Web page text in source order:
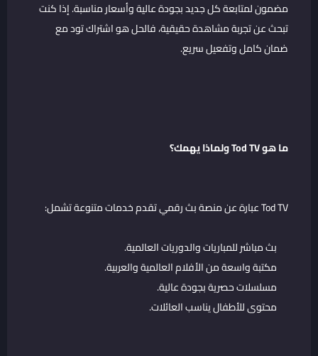
مضمون لمتابعة كل جديد بجودة عالية وأسعار مناسبة. إذا كنت
تبحث عن تجربة مشاهدة حقيقية، فالحل هواشتراك تودمع
ضمان كامل وتفعيل سريع.
ما هو Tod TV ولماذا يهمك؟
Tod TV عبارة عن منصة بث رقمي تقدم خدمات متنوعة تشمل:
بث مباشر للمباريات والدوريات العالمية.
مكتبة واسعة من الأفلام العالمية والعربية.
مسلسلات حصرية بجودة عالية.
محتوى للأطفال يناسب العائلات.